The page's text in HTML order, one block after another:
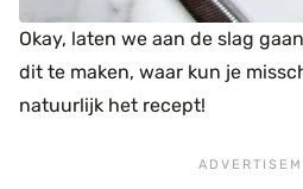
Okay, laten we aan de slag
dit te maken, waar kun je
natuurlijk het recept!